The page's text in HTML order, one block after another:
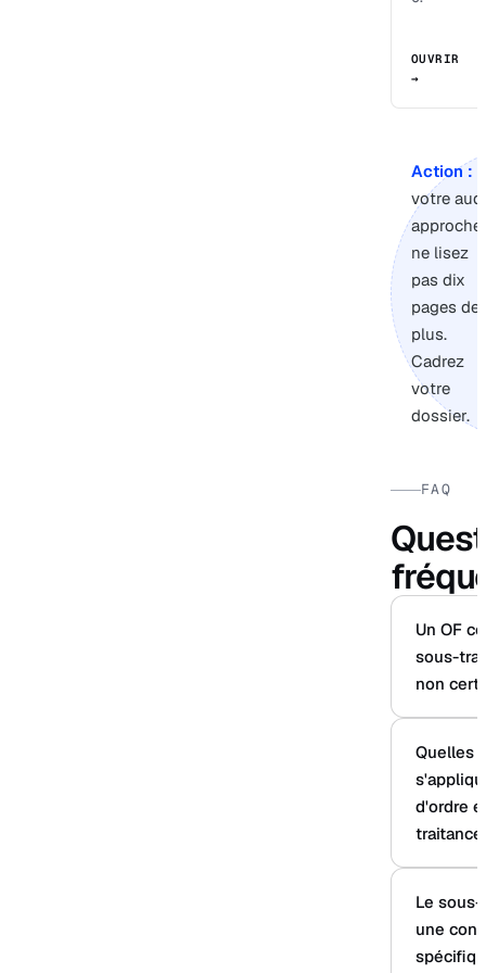
OUVRIR
→
Action :
votre
approche,
ne lisez
pas dix
pages de
plus.
Cadrez
votre
dossier.
FAQ
Un OF
sous-
non
Quelles
d'ordre
traitance
Le
une